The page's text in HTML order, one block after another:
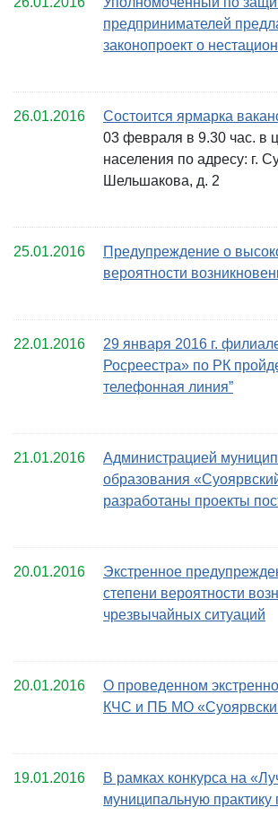
предпринимателей
законопроект о
26.01.2016
Состоится ярмарка
03 февраля в 9.30 час. в
населения по адресу: г.
Шельшакова, д. 2
25.01.2016
Предупреждение о
вероятности
22.01.2016
29 января 2016 г.
Росреестра» по РК
телефонная линия”
21.01.2016
Администрацией
образования
разработаны проекты
20.01.2016
Экстренное
степени вероятности
чрезвычайных ситуаций
20.01.2016
О проведенном
КЧС и ПБ МО
19.01.2016
В рамках конкурса на
муниципальную практику